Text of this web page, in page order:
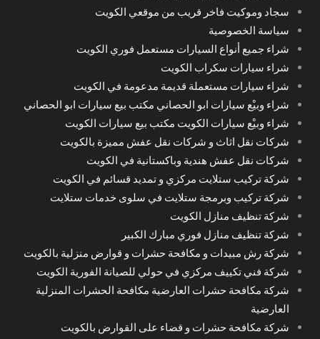
سجاد وموكيت فاخر قريب من موقعي الكويت
سياسة الخصوصية
شراء جميع أنواع السيارات مستعمل فوري الكويت
شراء سيارات سكراب الكويت
شراء سيارات مستعملة قديمة مدعومة في الكويت
شراء وبيْع سيارات ابو الحصاني مكتب بيع سيارات ابو الحصاني
شراء وبيْع سيارات الكويت مكتب بيع سيارات الكويت
شركات نقل اثاث و شركات نقل عفش مميزة بالكويت
شركات نقل عفش هندية وباكستانية في الكويت
شركة تركيب ستلايت مركزي و تمديد قسائم في الكويت
شركة تركيب وبرمجة ستلايت في سلوى خدمات ستلايت
شركة تنظيف منازل الكويت
شركة تنظيف منازل فوري مبارك الكبير
شركة رش مبيدات و مكافحة حشرات و قوارض منزلية بالكويت
شركة فني تكييف مركزي في حولي للصيانة الفورية الكويت
شركة مكافحة حشرات العارضية مكافحة الحشرات المنزلية
العارضية
شركة مكافحة حشرات و قضاء على القوارض بالكويت